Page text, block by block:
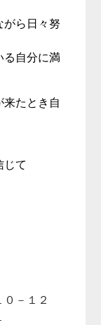
がら日々努
る自分に満
来たとき自
じて
－１２